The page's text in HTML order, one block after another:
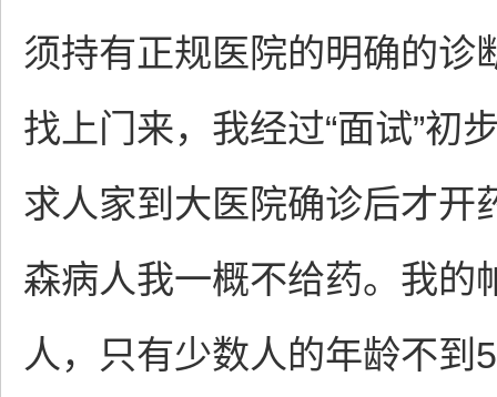
须持有正规医院的明确的诊
找上门来，我经过“面试”初
求人家到大医院确诊后才开
森病人我一概不给药。我的
人，只有少数人的年龄不到